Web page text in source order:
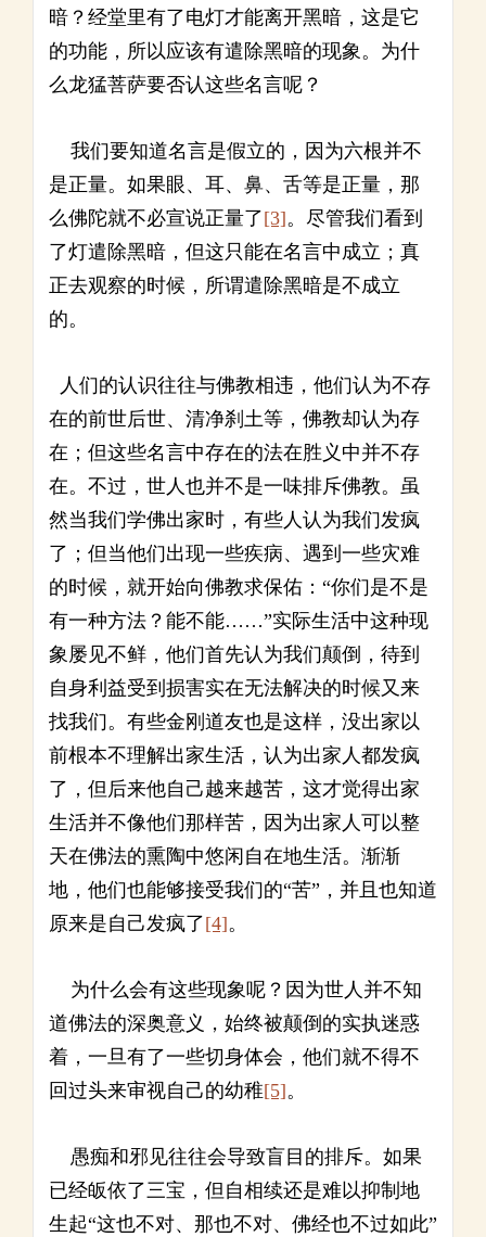
暗？经堂里有了电灯才能离开黑暗，这是它
的功能，所以应该有遣除黑暗的现象。为什
么龙猛菩萨要否认这些名言呢？
我们要知道名言是假立的，因为六根并不
是正量。如果眼、耳、鼻、舌等是正量，那
么佛陀就不必宣说正量了[3]。尽管我们看到
了灯遣除黑暗，但这只能在名言中成立；真
正去观察的时候，所谓遣除黑暗是不成立
的。
人们的认识往往与佛教相违，他们认为不存
在的前世后世、清净刹土等，佛教却认为存
在；但这些名言中存在的法在胜义中并不存
在。不过，世人也并不是一味排斥佛教。虽
然当我们学佛出家时，有些人认为我们发疯
了；但当他们出现一些疾病、遇到一些灾难
的时候，就开始向佛教求保佑：“你们是不是
有一种方法？能不能……”实际生活中这种现
象屡见不鲜，他们首先认为我们颠倒，待到
自身利益受到损害实在无法解决的时候又来
找我们。有些金刚道友也是这样，没出家以
前根本不理解出家生活，认为出家人都发疯
了，但后来他自己越来越苦，这才觉得出家
生活并不像他们那样苦，因为出家人可以整
天在佛法的熏陶中悠闲自在地生活。渐渐
地，他们也能够接受我们的“苦”，并且也知道
原来是自己发疯了[4]。
为什么会有这些现象呢？因为世人并不知
道佛法的深奥意义，始终被颠倒的实执迷惑
着，一旦有了一些切身体会，他们就不得不
回过头来审视自己的幼稚[5]。
愚痴和邪见往往会导致盲目的排斥。如果
已经皈依了三宝，但自相续还是难以抑制地
生起“这也不对、那也不对、佛经也不过如此”